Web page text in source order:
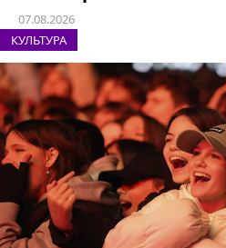
07.08.2026
КУЛЬТУРА